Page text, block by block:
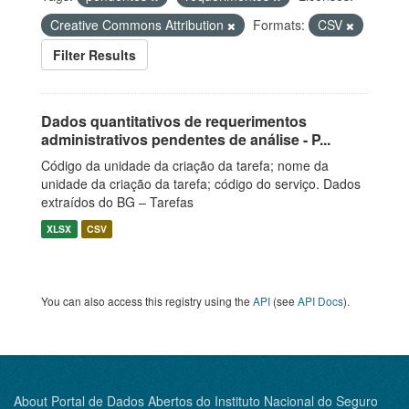
Creative Commons Attribution
Formats:
CSV
Filter Results
Dados quantitativos de requerimentos
administrativos pendentes de análise - P...
Código da unidade da criação da tarefa; nome da
unidade da criação da tarefa; código do serviço. Dados
extraídos do BG – Tarefas
XLSX CSV
You can also access this registry using the API (see API Docs).
About Portal de Dados Abertos do Instituto Nacional do Seguro